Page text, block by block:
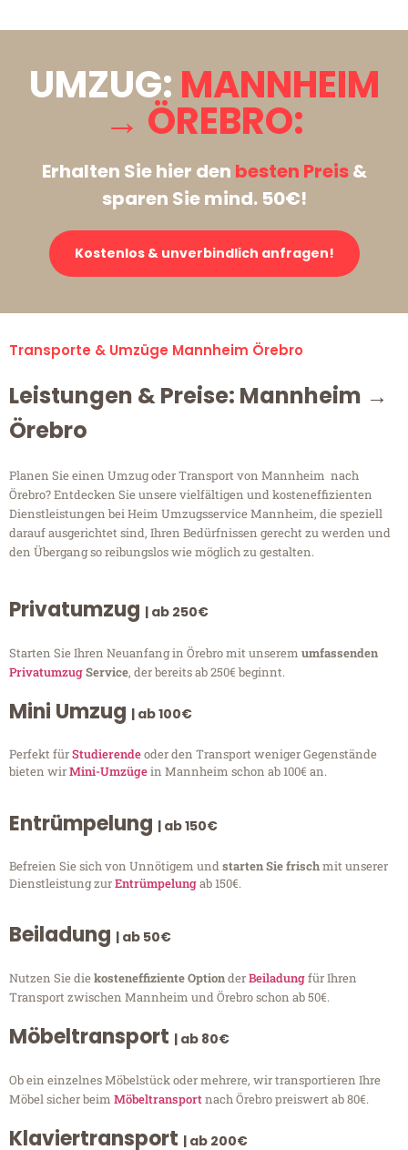
UMZUG: MANNHEIM
→ ÖREBRO:
Erhalten Sie hier den besten Preis&
sparen Sie mind. 50€!
Kostenlos & unverbindlich anfragen!
Transporte & Umzüge Mannheim Örebro
Leistungen & Preise: Mannheim →
Örebro
Planen Sie einen Umzug oder Transport von Mannheim nach
Örebro? Entdecken Sie unsere vielfältigen und kosteneffizienten
Dienstleistungen bei Heim Umzugsservice Mannheim, die speziell
darauf ausgerichtet sind, Ihren Bedürfnissen gerecht zu werden und
den Übergang so reibungslos wie möglich zu gestalten.
Privatumzug | ab 250€
Starten Sie Ihren Neuanfang in Örebro mit unserem umfassenden
PrivatumzugService, der bereits ab 250€ beginnt.
Mini Umzug | ab 100€
Perfekt fürStudierendeoder den Transport weniger Gegenstände
bieten wirMini-Umzügein Mannheim schon ab 100€ an.
Entrümpelung | ab 150€
Befreien Sie sich von Unnötigem undstarten Sie frischmit unserer
Dienstleistung zurEntrümpelungab 150€.
Beiladung | ab 50€
Nutzen Sie diekosteneffiziente OptionderBeiladungfür Ihren
Transport zwischen Mannheim und Örebro schon ab 50€.
Möbeltransport | ab 80€
Ob ein einzelnes Möbelstück oder mehrere, wir transportieren Ihre
Möbel sicher beim Möbeltransportnach Örebro preiswert ab 80€.
Klaviertransport | ab 200€